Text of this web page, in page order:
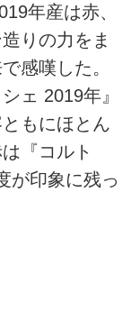
年産は赤、
りの力をま
感嘆した。
ェ 2019年』
もにほとん
『コルト
が印象に残っ